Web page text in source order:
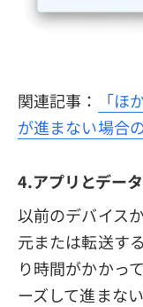
関連記事：
「ほ
が進まない場合
4.アプリとデー
以前のデバイス
元または転送す
り時間がかかっ
ーズして進まな